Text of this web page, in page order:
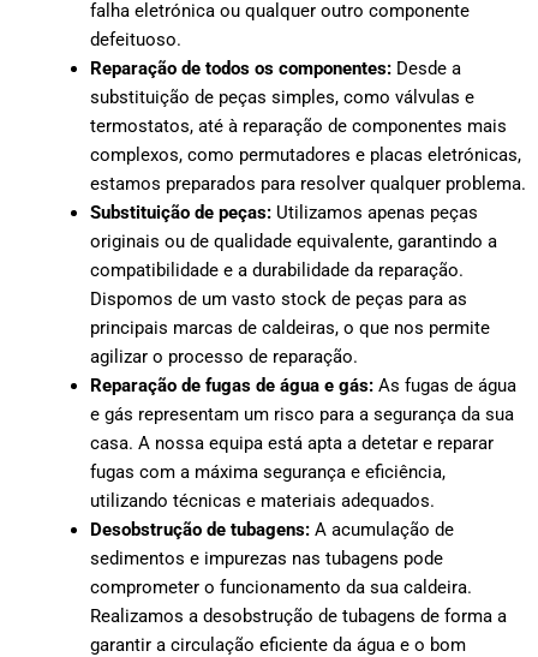
falha eletrónica ou qualquer outro componente
defeituoso.
Reparação de todos os componentes: Desde a
substituição de peças simples, como válvulas e
termostatos, até à reparação de componentes mais
complexos, como permutadores e placas eletrónicas,
estamos preparados para resolver qualquer problema.
Substituição de peças: Utilizamos apenas peças
originais ou de qualidade equivalente, garantindo a
compatibilidade e a durabilidade da reparação.
Dispomos de um vasto stock de peças para as
principais marcas de caldeiras, o que nos permite
agilizar o processo de reparação.
Reparação de fugas de água e gás: As fugas de água
e gás representam um risco para a segurança da sua
casa. A nossa equipa está apta a detetar e reparar
fugas com a máxima segurança e eficiência,
utilizando técnicas e materiais adequados.
Desobstrução de tubagens: A acumulação de
sedimentos e impurezas nas tubagens pode
comprometer o funcionamento da sua caldeira.
Realizamos a desobstrução de tubagens de forma a
garantir a circulação eficiente da água e o bom